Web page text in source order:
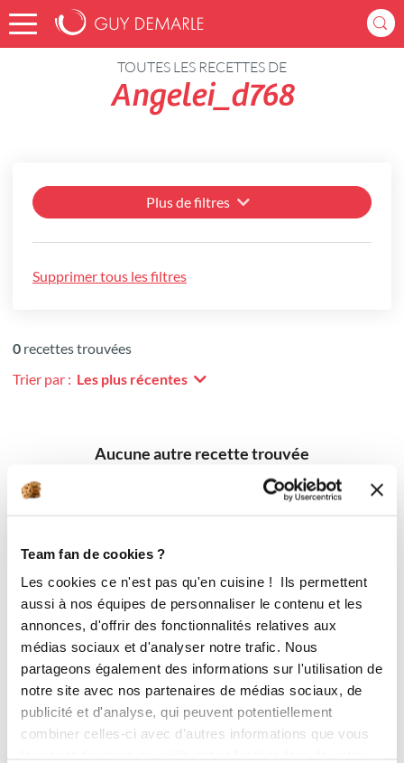
Team fan de cookies ?
Les cookies ce n'est pas qu'en cuisine ! Ils permettent
aussi à nos équipes de personnaliser le contenu et les
annonces, d'offrir des fonctionnalités relatives aux
médias sociaux et d'analyser notre trafic. Nous
partageons également des informations sur l'utilisation de
notre site avec nos partenaires de médias sociaux, de
publicité et d'analyse, qui peuvent potentiellement
combiner celles-ci avec d'autres informations que vous
Accueil Recettes
TOUTES LES RECETTES DE
Angelei_d768
Plus de filtres
Supprimer tous les filtres
0 recettes trouvées
Trier par : Les plus récentes
Aucune autre recette trouvée